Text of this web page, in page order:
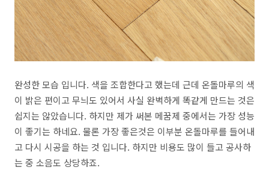
완성한 모습 입니다. 색을 조합한다고 했는데 근데 온돌마루의 색
이 밝은 편이고 무늬도 있어서 사실 완벽하게 똑같게 만드는 것은
쉽지는 않았습니다. 하지만 제가 써본 메꿈제 중에서는 가장 성능
이 좋기는 하네요. 물론 가장 좋은것은 이부분 온돌마루를 들어내
고 다시 시공을 하는 것 입니다. 하지만 비용도 많이 들고 공사하
는 중 소음도 상당하죠.